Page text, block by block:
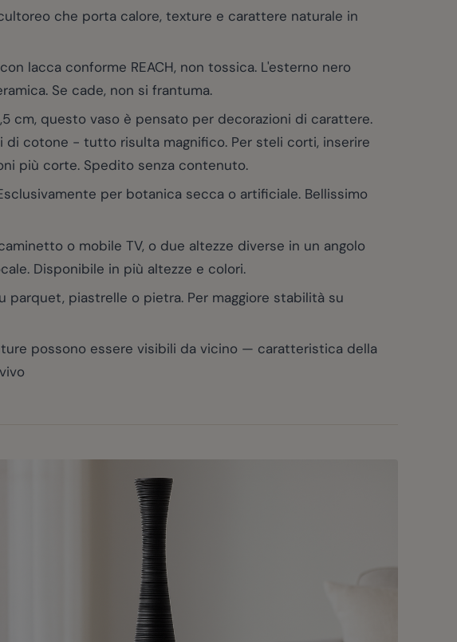
che porta calore, texture e carattere naturale in
lacca conforme REACH, non tossica. L'esterno nero
Se cade, non si frantuma.
cm, questo vaso è pensato per decorazioni di carattere.
di cotone - tutto risulta magnifico. Per steli corti, inserire
più corte. Spedito senza contenuto.
per botanica secca o artificiale. Bellissimo
o mobile TV, o due altezze diverse in un angolo
Disponibile in più altezze e colori.
parquet, piastrelle o pietra. Per maggiore stabilità su
possono essere visibili da vicino — caratteristica della